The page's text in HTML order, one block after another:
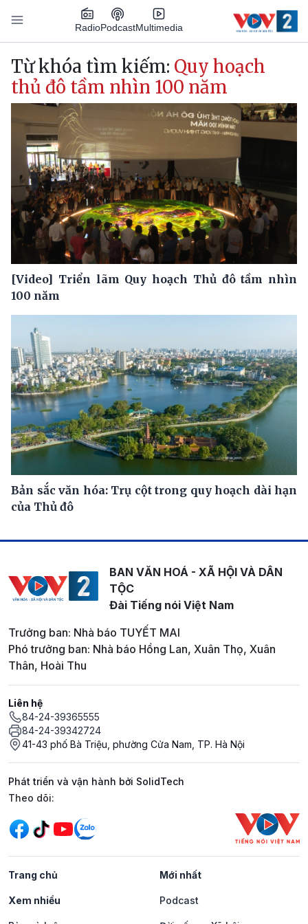
Nhảy đến nội dung
RadioPodcastMultimedia
Main navigation
Từ khóa tìm kiếm: Quy hoạch
thủ đô tầm nhìn 100 năm
[Video] Triển lãm Quy hoạch Thủ đô tầm nhìn
100 năm
Bản sắc văn hóa: Trụ cột trong quy hoạch dài hạn
của Thủ đô
BAN VĂN HOÁ - XÃ HỘI VÀ DÂN
TỘC
Đài Tiếng nói Việt Nam
Trưởng ban: Nhà báo TUYẾT MAI
Phó trưởng ban: Nhà báo Hồng Lan, Xuân Thọ, Xuân
Thân, Hoài Thu
Liên hệ
84-24-39365555
84-24-39342724
41-43 phố Bà Triệu, phường Cửa Nam, TP. Hà Nội
Phát triển và vận hành bởi SolidTech
Mạng xã hội
Theo dõi:
Trang chủ Mới nhất
Xem nhiều Podcast